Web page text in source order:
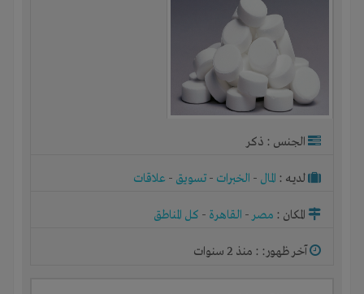
الجنس : ذكر
لديـه : المال - الخبرات - تسويق - علاقات
المكان : مصر- القاهرة - كل المناطق
آخر ظهور: : منذ 2 سنوات